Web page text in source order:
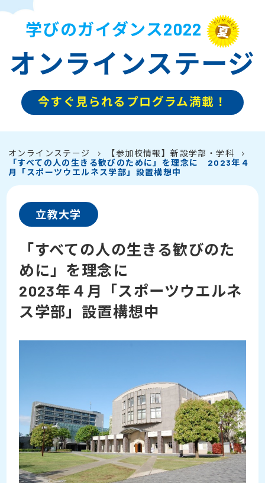
学びのガイダンス2022
オンラインステージ
今すぐ見られるプログラム満載！
オンラインステージ
【参加校情報】新設学部・学科
「すべての人の生きる歓びのために」を理念に 2023年４
月「スポーツウエルネス学部」設置構想中
立教大学
「すべての人の生きる歓びのた
めに」を理念に
2023年４月「スポーツウエルネ
ス学部」設置構想中